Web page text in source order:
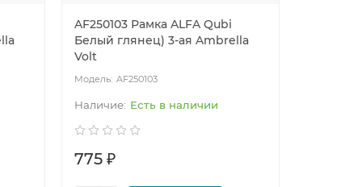
AF250103 Рамка ALFA Qubi
Белый глянец) 3-ая Ambrella
Volt
AF250103
Есть в наличии
775 ₽